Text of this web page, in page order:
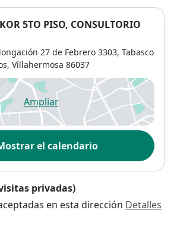
5TO PISO, CONSULTORIO
27 de Febrero 3303, Tabasco
, Villahermosa 86037
Ampliarse abre en una nueva
el calendario
privadas)
en esta dirección Detalles